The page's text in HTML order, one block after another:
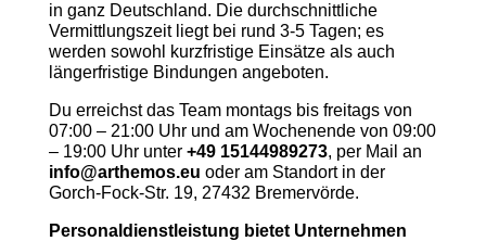
in ganz Deutschland. Die durchschnittliche
Vermittlungszeit liegt bei rund 3-5 Tagen; es
werden sowohl kurzfristige Einsätze als auch
längerfristige Bindungen angeboten.
Du erreichst das Team montags bis freitags von
07:00 – 21:00 Uhr und am Wochenende von 09:00
– 19:00 Uhr unter +49 15144989273, per Mail an
info@arthemos.eu oder am Standort in der
Gorch-Fock-Str. 19, 27432 Bremervörde.
Personaldienstleistung bietet Unternehmen